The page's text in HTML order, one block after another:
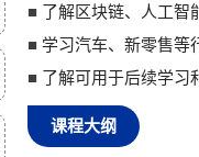
■ 了解区块链、人工智
■ 学习汽车、新零售等
■ 了解可用于后续学习
课程大纲